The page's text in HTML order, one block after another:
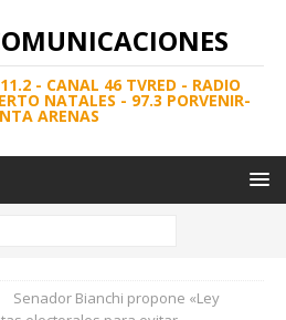
- CANAL 46 TVRED - RADIO
NATALES - 97.3 PORVENIR-
ARENAS
Senador Bianchi propone «Ley